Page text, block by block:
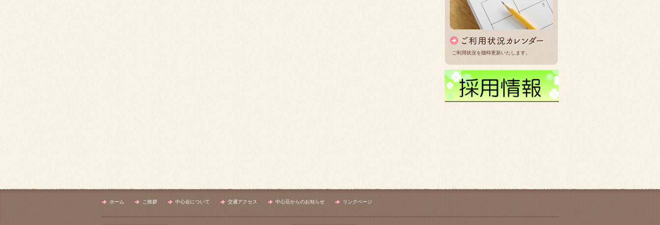
ご利用状況を随時更新いたします。
ホーム ご挨拶 中心会について 交通アクセス 中心荘からのお知らせ リンクページ